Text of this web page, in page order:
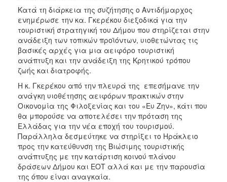
Κατά τη διάρκεια της συζήτησης ο Αντιδήμαρχος
ενημέρωσε την κα. Γκερέκου διεξοδικά για την
τουριστική στρατηγική του Δήμου που στηρίζεται στην
ανάδειξη των τοπικών προϊόντων, υιοθετώντας τις
βασικές αρχές για μια αειφόρο τουριστική
ανάπτυξη και την ανάδειξη της Κρητικού τρόπου
ζωής και διατροφής.
Η κ. Γκερέκου από την πλευρά της επεσήμανε την
ανάγκη υιοθέτησης αειφόρων πρακτικών στην
Οικονομία της Φιλοξενίας και του «Ευ Ζην», κάτι που
θα μπορούσε να αποτελέσει την πρόταση της
Ελλάδας για την νέα εποχή του τουρισμού.
Παράλληλα δεσμεύτηκε να στηρίξει το Ηράκλειο
προς την κατεύθυνση της Βιώσιμης τουριστικής
ανάπτυξης με την κατάρτιση κοινού πλάνου
δράσεων Δήμου και ΕΟΤ αλλά και με την παρουσία
της όπου είναι αναγκαία.